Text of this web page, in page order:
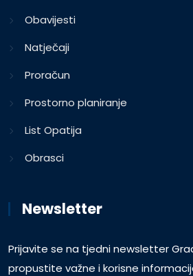
Obavijesti
Natječaji
Proračun
Prostorno planiranje
List Opatija
Obrasci
Newsletter
Prijavite se na tjedni newsletter
propustite važne i korisne